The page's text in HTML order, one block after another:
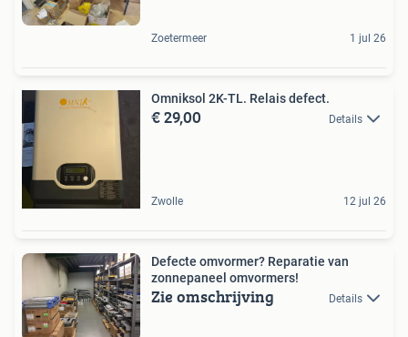
Zoetermeer 1 jul 26
Omniksol 2K-TL. Relais defect.
€ 29,00 Details
Zwolle 12 jul 26
Defecte omvormer? Reparatie van
zonnepaneel omvormers!
Zie omschrijving Details